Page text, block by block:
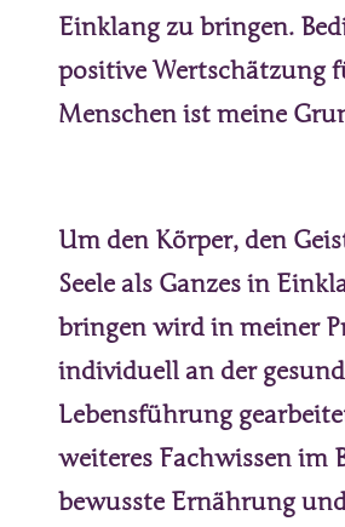
Einklang zu bringen.
positive Wertschätzung
Menschen ist meine
Um den Körper, den
Seele als Ganzes in
bringen wird in meiner
individuell an der
Lebensführung
weiteres Fachwissen im
bewusste Ernährung